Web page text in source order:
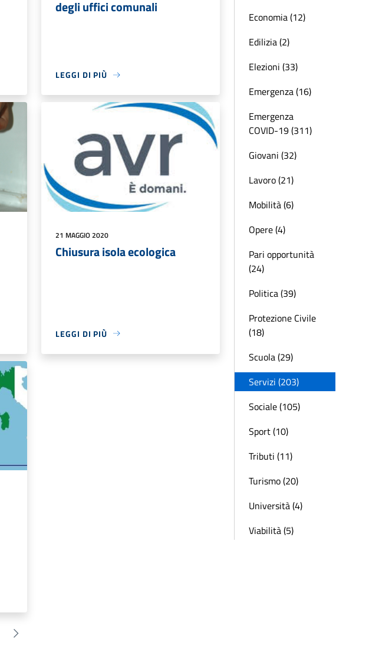
degli uffici comunali
LEGGI DI PIÙ
21 MAGGIO 2020
Chiusura isola ecologica
LEGGI DI PIÙ
Successiva »
Economia (12)
Edilizia (2)
Elezioni (33)
Emergenza (16)
Emergenza
COVID-19 (311)
Giovani (32)
Lavoro (21)
Mobilità (6)
Opere (4)
Pari opportunità
(24)
Politica (39)
Protezione Civile
(18)
Scuola (29)
Servizi (203)
Sociale (105)
Sport (10)
Tributi (11)
Turismo (20)
Università (4)
Viabilità (5)